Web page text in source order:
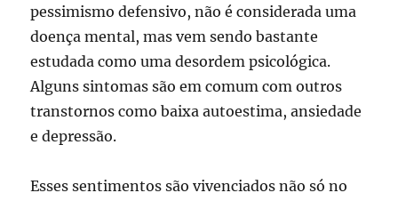
pessimismo defensivo, não é considerada uma
doença mental, mas vem sendo bastante
estudada como uma desordem psicológica.
Alguns sintomas são em comum com outros
transtornos como baixa autoestima, ansiedade
e depressão.
Esses sentimentos são vivenciados não só no